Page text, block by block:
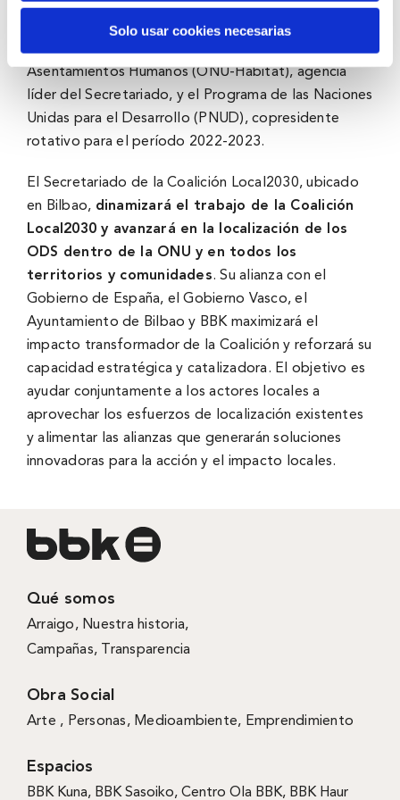
Solo usar cookies necesarias
ayudar a los actores locales a lograr los objetivos de
la Agenda de Desarrollo 2030. Es copresidida por el
Programa de las Naciones Unidas para los
Asentamientos Humanos (ONU-Habitat), agencia
líder del Secretariado, y el Programa de las Naciones
Unidas para el Desarrollo (PNUD), copresidente
rotativo para el período 2022-2023.
El Secretariado de la Coalición Local2030, ubicado
en Bilbao, dinamizará el trabajo de la Coalición
Local2030 y avanzará en la localización de los
ODS dentro de la ONU y en todos los
territorios y comunidades. Su alianza con el
Gobierno de España, el Gobierno Vasco, el
Ayuntamiento de Bilbao y BBK maximizará el
impacto transformador de la Coalición y reforzará su
capacidad estratégica y catalizadora. El objetivo es
ayudar conjuntamente a los actores locales a
aprovechar los esfuerzos de localización existentes
y alimentar las alianzas que generarán soluciones
innovadoras para la acción y el impacto locales.
Qué somos
Arraigo, Nuestra historia,
Campañas, Transparencia
Obra Social
Arte , Personas, Medioambiente, Emprendimiento
Espacios
BBK Kuna, BBK Sasoiko, Centro Ola BBK, BBK Haur